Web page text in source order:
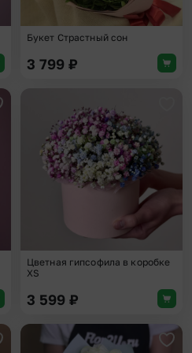
Букет Страстный сон
3 799 ₽
Добавить в избранное
Цветная гипсофила в коробке
XS
3 599 ₽